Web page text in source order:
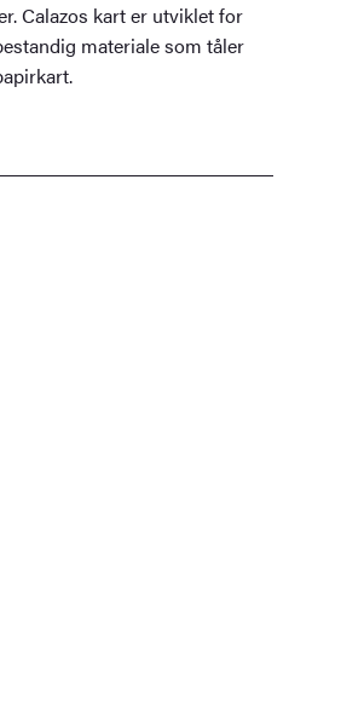
Calazos kart er utviklet for
materiale som tåler